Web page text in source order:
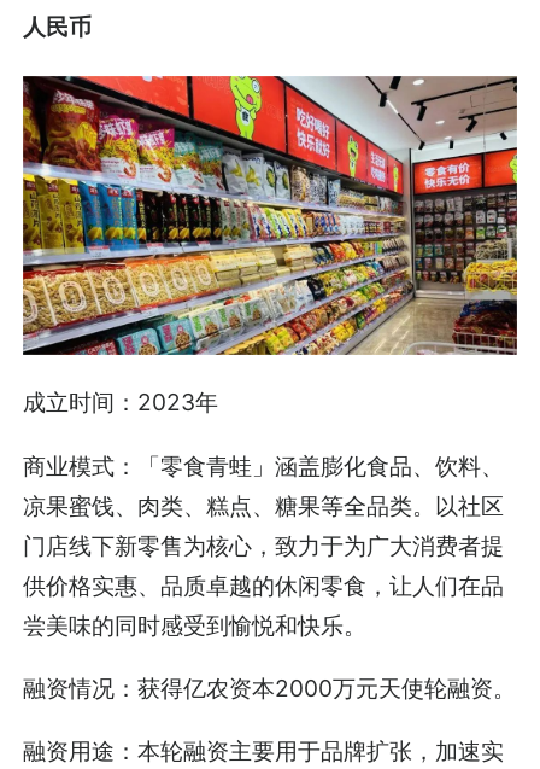
人民币
成立时间：2023年
商业模式：「零食青蛙」涵盖膨化食品、饮料、
凉果蜜饯、肉类、糕点、糖果等全品类。以社区
门店线下新零售为核心，致力于为广大消费者提
供价格实惠、品质卓越的休闲零食，让人们在品
尝美味的同时感受到愉悦和快乐。
融资情况：获得亿农资本2000万元天使轮融资。
融资用途：本轮融资主要用于品牌扩张，加速实